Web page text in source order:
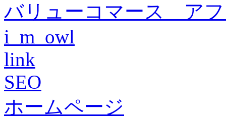
バリューコマース ア
i_m_owl
link
SEO
ホームページ